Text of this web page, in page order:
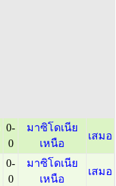
0-
0
มาซิโดเนีย
เหนือ
เสมอ
0-
0
มาซิโดเนีย
เหนือ
เสมอ